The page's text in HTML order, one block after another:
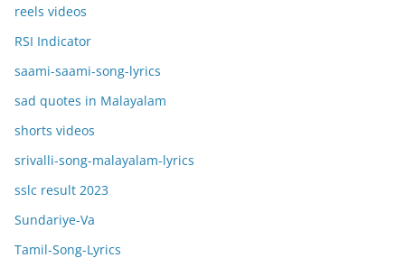
reels videos
RSI Indicator
saami-saami-song-lyrics
sad quotes in Malayalam
shorts videos
srivalli-song-malayalam-lyrics
sslc result 2023
Sundariye-Va
Tamil-Song-Lyrics